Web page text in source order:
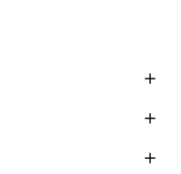


